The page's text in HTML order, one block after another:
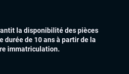
la disponibilité des pièces
durée de 10 ans à partir de la
immatriculation.